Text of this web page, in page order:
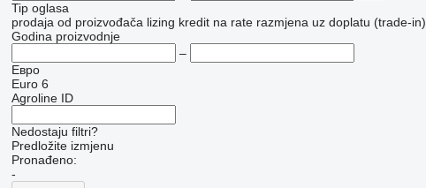
Tip oglasa
prodaja od proizvođača lizing kredit na rate razmjena uz doplatu (trade-in)
Godina proizvodnje
–
Евро
Euro 6
Agroline ID
Nedostaju filtri?
Predložite izmjenu
Pronađeno:
-